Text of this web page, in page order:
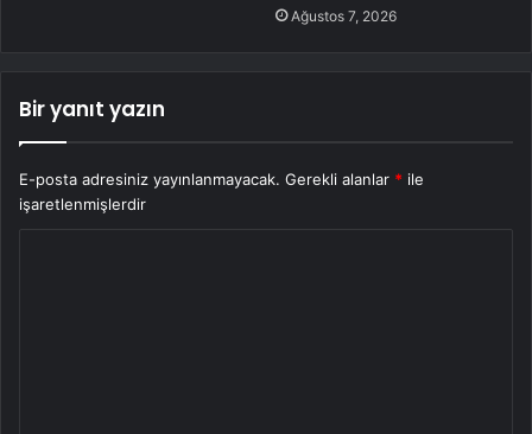
Ağustos 7, 2026
Bir yanıt yazın
E-posta adresiniz yayınlanmayacak. Gerekli alanlar * ile
işaretlenmişlerdir